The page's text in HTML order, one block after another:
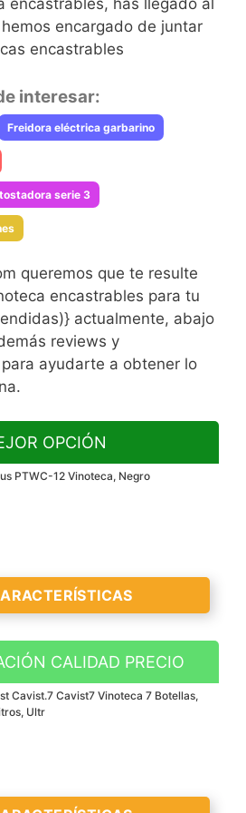
encastrables, has llegado al
encargado de juntar
encastrables
interesar:
Freidora eléctrica garbarino
serie 3
queremos que te resulte
encastrables para tu
actualmente, abajo
reviews y
ayudarte a obtener lo
OPCIÓN
PTWC-12 Vinoteca, Negro
para
el
que
CALIDAD PRECIO
Cavist.7 Cavist7 Vinoteca 7 Botellas,
Ultr